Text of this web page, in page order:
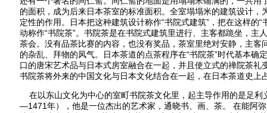
的面积，成为后来日本茶室的标准面积。全室塌塌米的建筑设计，
定性的作用。日本把这种建筑设计称作“书院式建筑”，把在这样的“
动称作“书院茶”。书院茶是在书院式建筑里进行、主客都跪坐，主
茶会。没有品茶比赛的内容，也没有奖品，茶室里绝对安静，主客
的杂乱、拜物的风气。日本茶道的点茶程序在“书院茶”时代基本确
口的唐宋艺术品与日本式房室融合在一起，并且使立式的禅院茶礼
书院茶将外来的中国文化与日本文化结合在一起，在日本茶道史上
在以东山文化为中心的室町书院茶文化里，起主导作用的是足利
—1471年），他是一位杰出的艺术家，通晓书、画、茶。 在能阿